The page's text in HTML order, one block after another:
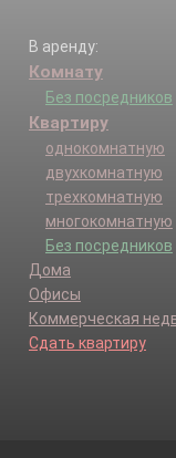
В аренду:
Комнату
Без посредников
Квартиру
однокомнатную
двухкомнатную
трехкомнатную
многокомнатную
Без посредников
Дома
Офисы
Коммерческая
Сдать квартиру